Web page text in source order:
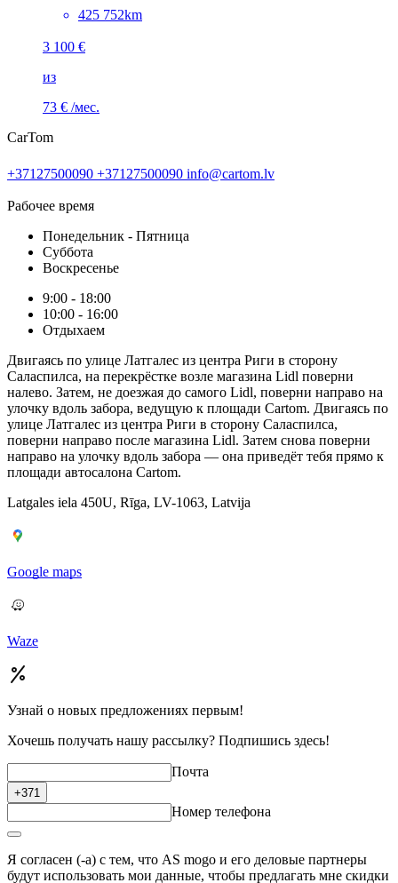
425 752km
3 100 €
из
73 € /мес.
CarTom
+37127500090 +37127500090 info@cartom.lv
Рабочее время
Понедельник - Пятница
Суббота
Воскресенье
9:00 - 18:00
10:00 - 16:00
Отдыхаем
Двигаясь по улице Латгалес из центра Риги в сторону
Саласпилса, на перекрёстке возле магазина Lidl поверни
налево. Затем, не доезжая до самого Lidl, поверни направо на
улочку вдоль забора, ведущую к площади Cartom. Двигаясь по
улице Латгалес из центра Риги в сторону Саласпилса,
поверни направо после магазина Lidl. Затем снова поверни
направо на улочку вдоль забора — она приведёт тебя прямо к
площади автосалона Cartom.
Latgales iela 450U, Rīga, LV-1063, Latvija
Google maps
Waze
Узнай о новых предложениях первым!
Хочешь получать нашу рассылку? Подпишись здесь!
Почта
+371
Номер телефона
Я согласен (-а) с тем, что AS mogo и его деловые партнеры
будут использовать мои данные, чтобы предлагать мне скидки